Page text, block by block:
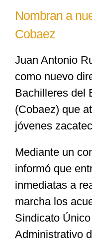
Nombran a
Cobaez
Juan Antonio
como nuevo
Bachilleres del
(Cobaez) que
jóvenes
Mediante un
informó que
inmediatas a
marcha los
Sindicato
Administrativo